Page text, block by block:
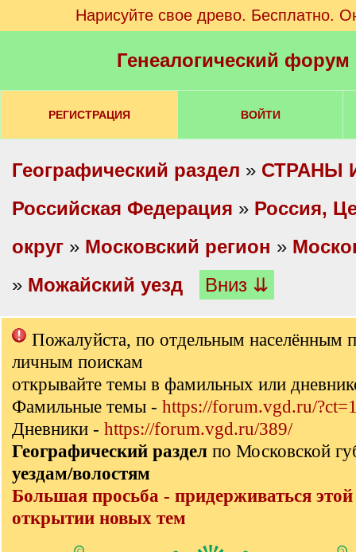
Нарисуйте свое древо. Бесплатно.
Генеалогический
РЕГИСТРАЦИЯ ВОЙТИ
Географический раздел » СТРАНЫ
Российская Федерация » Россия,
округ » Московский регион »
» Можайский уезд Вниз ⇊
Пожалуйста, по отдельным населённым
личным поискам
открывайте темы в фамильных или
Фамильные темы - https://forum.vgd.ru/
Дневники - https://forum.vgd.ru/389/
Географический раздел по Московской
уездам/волостям
Большая просьба - придерживаться
открытии новых тем